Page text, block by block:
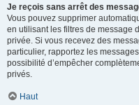
Je reçois sans arrêt des
Vous pouvez supprimer
en utilisant les filtres de message
privée. Si vous recevez des
particulier, rapportez les
possibilité d’empêcher
privés.
Haut